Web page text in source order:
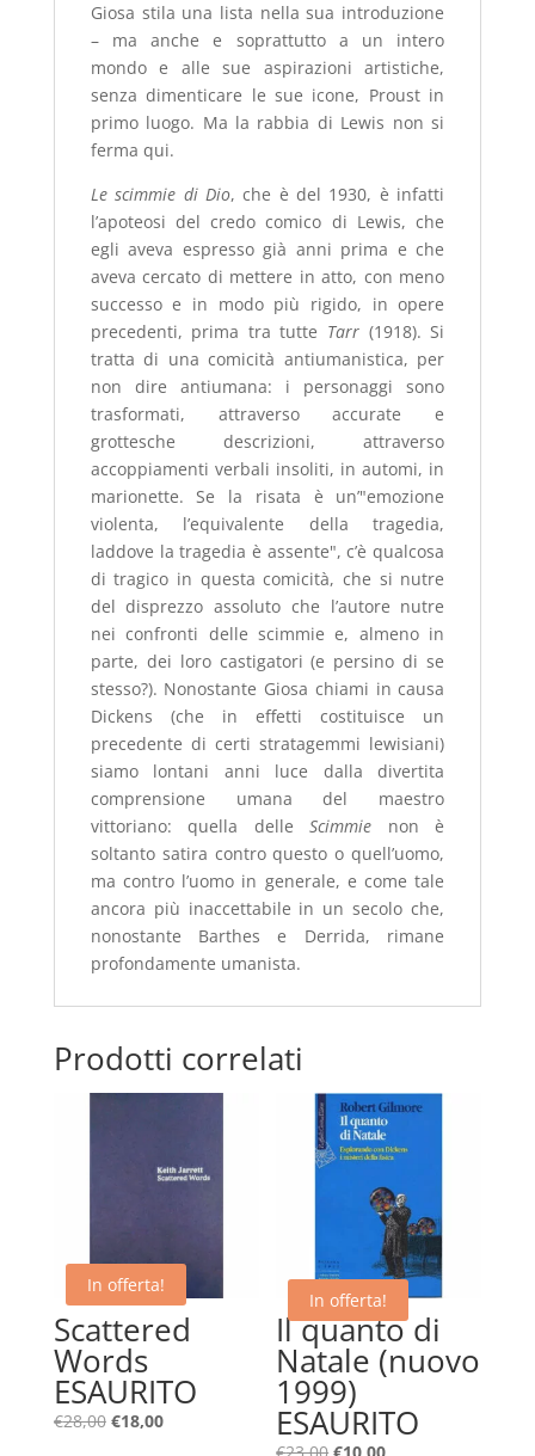
Giosa stila una lista nella sua introduzione
– ma anche e soprattutto a un intero
mondo e alle sue aspirazioni artistiche,
senza dimenticare le sue icone, Proust in
primo luogo. Ma la rabbia di Lewis non si
ferma qui.
Le scimmie di Dio, che è del 1930, è infatti
l’apoteosi del credo comico di Lewis, che
egli aveva espresso già anni prima e che
aveva cercato di mettere in atto, con meno
successo e in modo più rigido, in opere
precedenti, prima tra tutte Tarr (1918). Si
tratta di una comicità antiumanistica, per
non dire antiumana: i personaggi sono
trasformati, attraverso accurate e
grottesche descrizioni, attraverso
accoppiamenti verbali insoliti, in automi, in
marionette. Se la risata è un’"emozione
violenta, l’equivalente della tragedia,
laddove la tragedia è assente", c’è qualcosa
di tragico in questa comicità, che si nutre
del disprezzo assoluto che l’autore nutre
nei confronti delle scimmie e, almeno in
parte, dei loro castigatori (e persino di se
stesso?). Nonostante Giosa chiami in causa
Dickens (che in effetti costituisce un
precedente di certi stratagemmi lewisiani)
siamo lontani anni luce dalla divertita
comprensione umana del maestro
vittoriano: quella delleScimmie non è
soltanto satira contro questo o quell’uomo,
ma contro l’uomo in generale, e come tale
ancora più inaccettabile in un secolo che,
nonostante Barthes e Derrida, rimane
profondamente umanista.
Prodotti correlati
In offerta!
Scattered
Words
ESAURITO
€28,00 Il
€18,00Il
In offerta!
Il quanto di
Natale (nuovo
1999)
ESAURITO
Il Il